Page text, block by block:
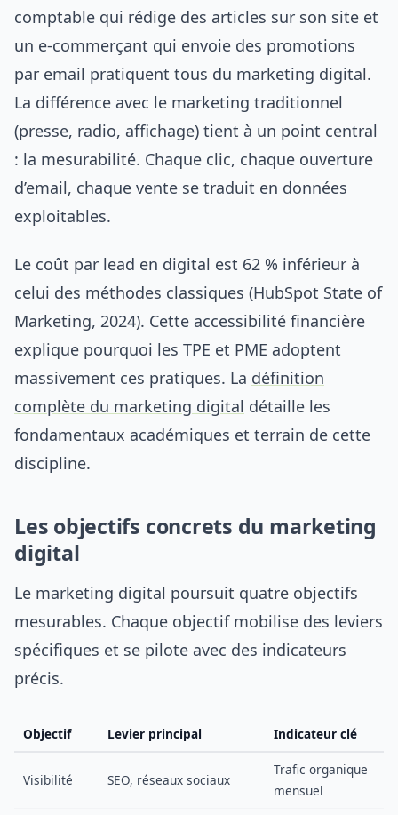
comptable qui rédige des articles sur son site et
un e-commerçant qui envoie des promotions
par email pratiquent tous du marketing digital.
La différence avec le marketing traditionnel
(presse, radio, affichage) tient à un point central
: la mesurabilité. Chaque clic, chaque ouverture
d’email, chaque vente se traduit en données
exploitables.
Le coût par lead en digital est 62 % inférieur à
celui des méthodes classiques (HubSpot State of
Marketing, 2024). Cette accessibilité financière
explique pourquoi les TPE et PME adoptent
massivement ces pratiques. La définition
complète du marketing digital détaille les
fondamentaux académiques et terrain de cette
discipline.
Les objectifs concrets du marketing
digital
Le marketing digital poursuit quatre objectifs
mesurables. Chaque objectif mobilise des leviers
spécifiques et se pilote avec des indicateurs
précis.
Objectif Levier principal Indicateur clé
Visibilité SEO, réseaux sociaux
Trafic organique
mensuel